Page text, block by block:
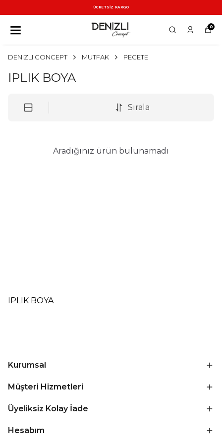
ÜCRETSİZ KARGO
0
DENIZLI CONCEPT MUTFAK PECETE
IPLIK BOYA
Sırala
Aradığınız ürün bulunamadı
IPLIK BOYA
Kurumsal
Müşteri Hizmetleri
Üyeliksiz Kolay İade
Hesabım